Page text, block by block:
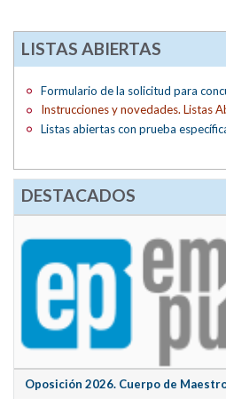
LISTAS ABIERTAS
Formulario de la solicitud para
Instrucciones y novedades. Listas
Listas abiertas con prueba
DESTACADOS
Oposición 2026. Cuerpo de